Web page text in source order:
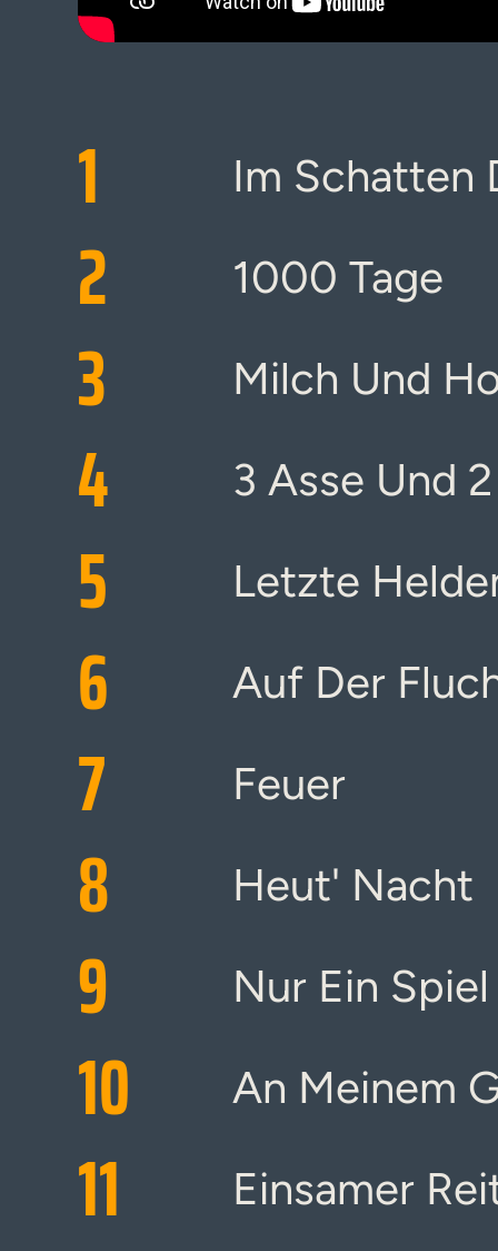
1 Im Schatten
2 1000 Tage
3 Milch Und
4 3 Asse Und
5 Letzte
6 Auf Der
7 Feuer
8 Heut' Nacht
9 Nur Ein Spiel
10 An Meinem
11 Einsamer